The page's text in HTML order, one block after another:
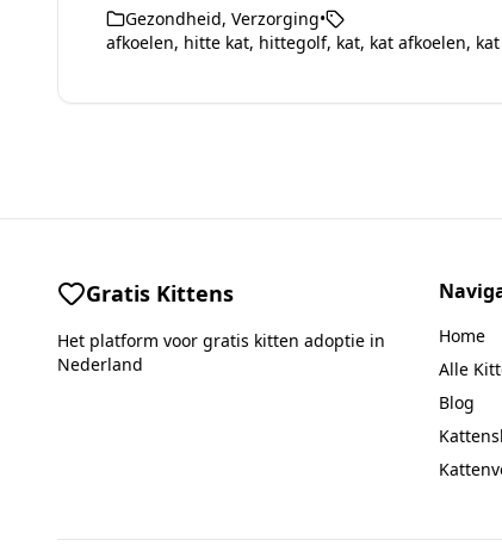
Gezondheid, Verzorging•
afkoelen, hitte kat, hittegolf, kat, kat afkoelen,
Gratis Kittens
Het platform voor gratis kitten adoptie in
Nederland
Home
Alle
Blog